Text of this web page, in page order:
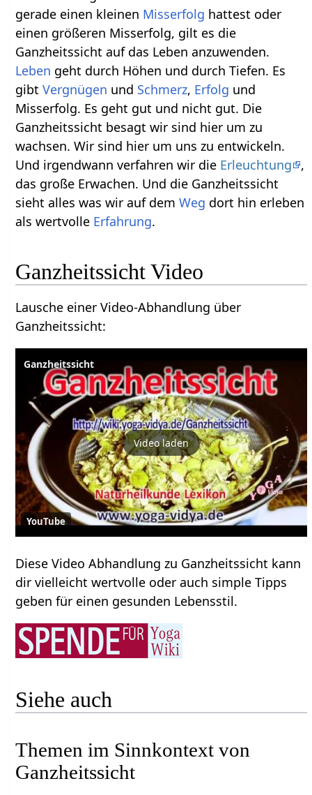
gerade einen kleinen Misserfolg hattest oder
einen größeren Misserfolg, gilt es die
Ganzheitssicht auf das Leben anzuwenden.
Leben geht durch Höhen und durch Tiefen. Es
gibtVergnügen und Schmerz, Erfolg und
Misserfolg. Es geht gut und nicht gut. Die
Ganzheitssicht besagt wir sind hier um zu
wachsen. Wir sind hier um uns zu entwickeln.
Und irgendwann verfahren wir die Erleuchtung
,
das große Erwachen. Und die Ganzheitssicht
sieht alles was wir auf demWeg dort hin erleben
als wertvolle Erfahrung.
Ganzheitssicht Video
Lausche einer Video-Abhandlung über
Ganzheitssicht:
Ganzheitssicht
Video laden
YouTube
Diese Video Abhandlung zu Ganzheitssicht kann
dir vielleicht wertvolle oder auch simple Tipps
geben für einen gesunden Lebensstil.
Siehe auch
Themen im Sinnkontext von
Ganzheitssicht